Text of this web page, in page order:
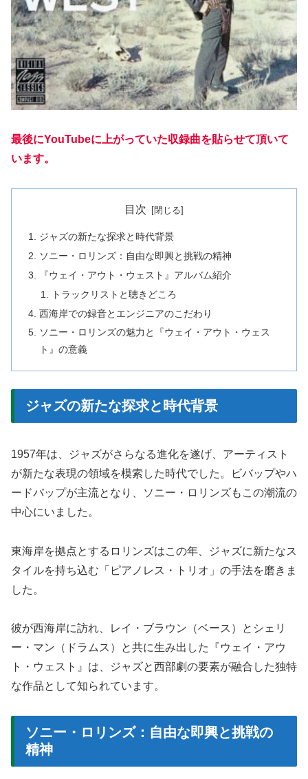
最後にYouTubeに上がっていた収録曲を貼らせて頂いて
います。
目次
ジャズの新たな探求と時代背景
ソニー・ロリンズ：自由な即興と挑戦の精神
『ウェイ・アウト・ウェスト』アルバム紹介
トラックリストと聴きどころ
西海岸での録音とエンジニアのこだわり
ソニー・ロリンズの魅力と『ウェイ・アウト・ウェス
ト』の意義
ジャズの新たな探求と時代背景
1957年は、ジャズがさらなる進化を遂げ、アーティスト
が新たな表現の領域を模索した時代でした。ビバップやハ
ードバップが主流となり、ソニー・ロリンズもこの潮流の
中心にいました。
東海岸を拠点とするロリンズはこの年、ジャズに新たなス
タイルを持ち込む「ピアノレス・トリオ」の手法を磨きま
した。
彼が西海岸に訪れ、レイ・ブラウン（ベース）とシェリ
ー・マン（ドラムス）と共に生み出した『ウェイ・アウ
ト・ウェスト』は、ジャズと西部劇の要素が融合した独特
な作品として知られています。
ソニー・ロリンズ：自由な即興と挑戦の
精神